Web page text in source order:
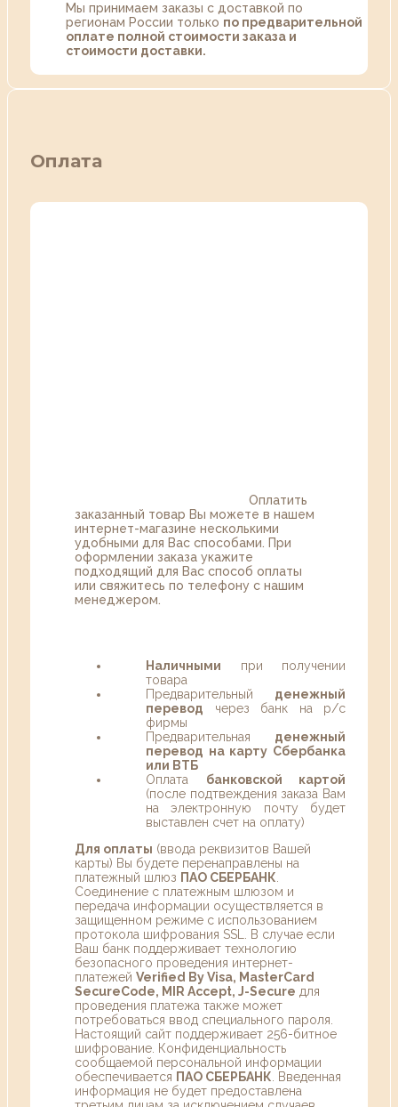
Мы принимаем заказы с доставкой по
регионам России только по предварительной
оплате полной стоимости заказа и
стоимости доставки.
Оплата
Оплатить
заказанный товар Вы можете в нашем
интернет-магазине несколькими
удобными для Вас способами. При
оформлении заказа укажите
подходящий для Вас способ оплаты
или свяжитесь по телефону с нашим
менеджером.
Наличными при получении
товара
Предварительный денежный
перевод через банк на р/с
фирмы
Предварительная денежный
перевод на карту Сбербанка
или ВТБ
Оплата банковской картой
(после подтвеждения заказа Вам
на электронную почту будет
выставлен счет на оплату)
Для оплаты (ввода реквизитов Вашей
карты) Вы будете перенаправлены на
платежный шлюз ПАО СБЕРБАНК
Соединение с платежным шлюзом и
передача информации осуществляется в
защищенном режиме с использованием
протокола шифрования SSL. В случае если
Ваш банк поддерживает технологию
безопасного проведения интернет-
платежей Verified By Visa, MasterCard
SecureCode, MIR Accept, J-Secure для
проведения платежа также может
потребоваться ввод специального пароля.
Настоящий сайт поддерживает 256-битное
шифрование. Конфиденциальность
сообщаемой персональной информации
обеспечивается ПАО СБЕРБАНК . Введенная
информация не будет предоставлена